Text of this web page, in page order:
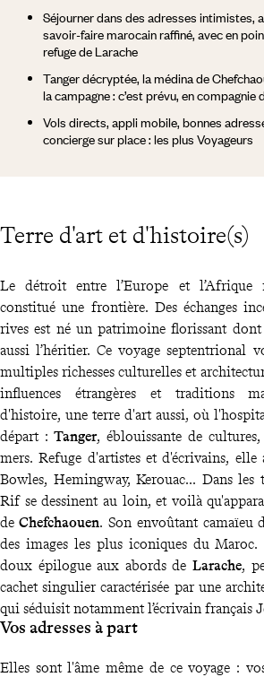
Terre d'art et d'histoire(s)
Séjourner dans des adresses intimistes,
savoir-faire marocain raffiné, avec en
refuge de Larache
Tanger décryptée, la médina de
la campagne : c’est prévu, en compagnie
Vols directs, appli mobile, bonnes
concierge sur place : les plus Voyageurs
Le détroit entre l’Europe et l’Afrique
constitué une frontière. Des échanges
rives est né un patrimoine florissant
aussi l’héritier. Ce voyage septentrional
multiples richesses culturelles et
influences étrangères et traditions
d'histoire, une terre d'art aussi, où
départ : Tanger, éblouissante de
mers. Refuge d'artistes et d'écrivains, elle
Bowles, Hemingway, Kerouac... Dans les
Rif se dessinent au loin, et voilà
de Chefchaouen. Son envoûtant camaïeu
des images les plus iconiques du
doux épilogue aux abords de Larache,
cachet singulier caractérisée par une
qui séduisit notamment l’écrivain français
Vos adresses à part
Elles sont l'âme même de ce voyage :